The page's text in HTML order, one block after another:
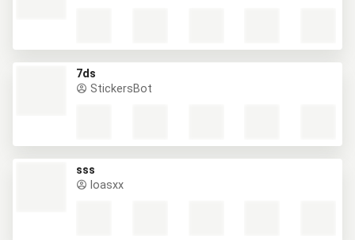
7ds
StickersBot
sss
loasxx